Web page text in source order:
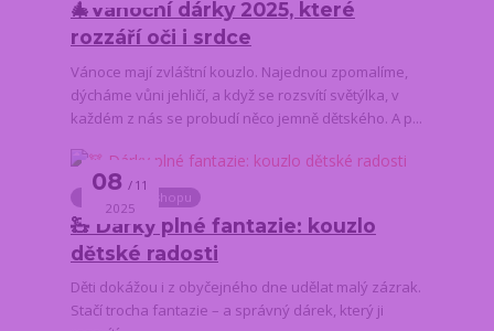
🎄Vánoční dárky 2025, které
rozzáří oči i srdce
Vánoce mají zvláštní kouzlo. Najednou zpomalíme,
dýcháme vůni jehličí, a když se rozsvítí světýlka, v
každém z nás se probudí něco jemně dětského. A p...
08 11
2025
Novinky z e-shopu
🧸 Dárky plné fantazie: kouzlo
dětské radosti
Děti dokážou i z obyčejného dne udělat malý zázrak.
Stačí trocha fantazie – a správný dárek, který ji